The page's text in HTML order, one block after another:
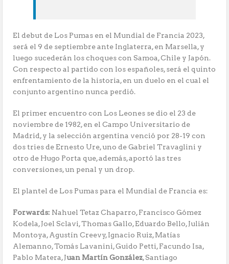
El debut de Los Pumas en el Mundial de Francia 2023,
será el 9 de septiembre ante Inglaterra, en Marsella, y
luego sucederán los choques con Samoa, Chile y Japón.
Con respecto al partido con los españoles, será el quinto
enfrentamiento de la historia, en un duelo en el cual el
conjunto argentino nunca perdió.
El primer encuentro con Los Leones se dio el 23 de
noviembre de 1982, en el Campo Universitario de
Madrid, y la selección argentina venció por 28-19 con
dos tries de Ernesto Ure, uno de Gabriel Travaglini y
otro de Hugo Porta que, además, aportó las tres
conversiones, un penal y un drop.
El plantel de Los Pumas para el Mundial de Francia es:
Forwards: Nahuel Tetaz Chaparro, Francisco Gómez
Kodela, Joel Sclavi, Thomas Gallo, Eduardo Bello, Julián
Montoya, Agustín Creevy, Ignacio Ruiz, Matías
Alemanno, Tomás Lavanini, Guido Petti, Facundo Isa,
Pablo Matera, Juan Martín González, Santiago